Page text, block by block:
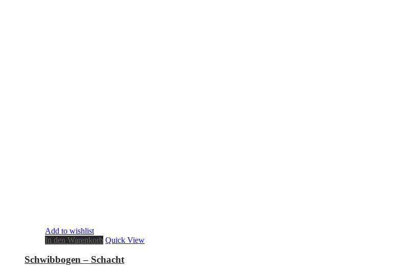
Add to wishlist
In den Warenkorb Quick View
Schwibbogen – Schacht